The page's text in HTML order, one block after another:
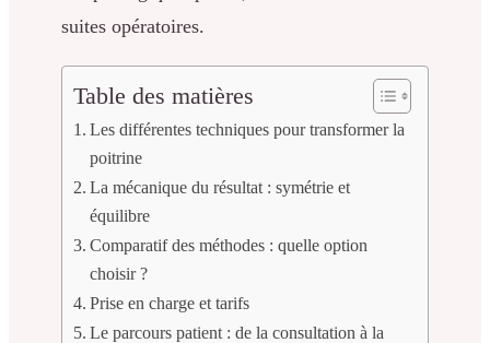
suites opératoires.
Table des matières
Les différentes techniques pour transformer la
poitrine
La mécanique du résultat : symétrie et
équilibre
Comparatif des méthodes : quelle option
choisir ?
Prise en charge et tarifs
Le parcours patient : de la consultation à la